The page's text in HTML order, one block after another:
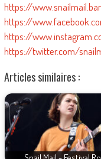
https://
https://
https://
https://twitter.com/
Articles similaires :